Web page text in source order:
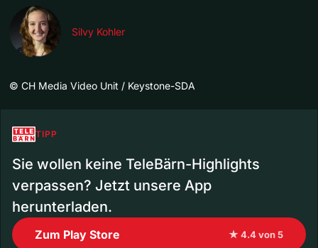
Silvy Kohler
© CH Media Video Unit / Keystone-SDA
TIPP
Sie wollen keine TeleBärn-Highlights
verpassen? Jetzt unsere App
herunterladen.
Zum Play Store ★ 4.4 von 5